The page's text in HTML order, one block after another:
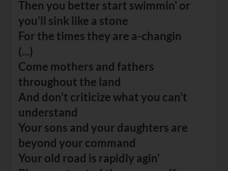
Then you better start swimmin' or
you'll sink like a stone
For the times they are a-changin
(...)
Come mothers and fathers
throughout the land
And don't criticize what you can't
understand
Your sons and your daughters are
beyond your command
Your old road is rapidly agin'